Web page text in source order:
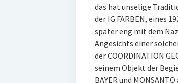
das hat unselige
der IG FARBEN, eines
später eng mit dem
Angesichts einer
der COORDINATION
seinem Objekt der
BAYER und